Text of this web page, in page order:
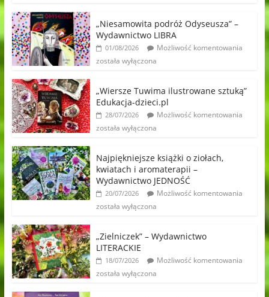
„Niesamowita podróż Odyseusza” –
Wydawnictwo LIBRA
01/08/2026
Możliwość komentowania
została wyłączona
„Wiersze Tuwima ilustrowane sztuką”
Edukacja-dzieci.pl
28/07/2026
Możliwość komentowania
została wyłączona
Najpiękniejsze książki o ziołach,
kwiatach i aromaterapii –
Wydawnictwo JEDNOŚĆ
20/07/2026
Możliwość komentowania
została wyłączona
„Zielniczek” – Wydawnictwo
LITERACKIE
18/07/2026
Możliwość komentowania
została wyłączona